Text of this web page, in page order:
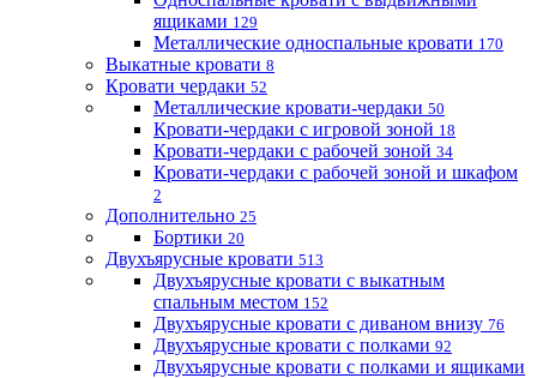
ящиками 129
Металлические односпальные кровати 170
Выкатные кровати 8
Кровати чердаки 52
Металлические кровати-чердаки 50
Кровати-чердаки с игровой зоной 18
Кровати-чердаки с рабочей зоной 34
Кровати-чердаки с рабочей зоной и шкафом
2
Дополнительно 25
Бортики 20
Двухъярусные кровати 513
Двухъярусные кровати с выкатным
спальным местом 152
Двухъярусные кровати с диваном внизу 76
Двухъярусные кровати с полками 92
Двухъярусные кровати с полками и ящиками